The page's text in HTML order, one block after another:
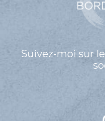
Suivez-moi sur